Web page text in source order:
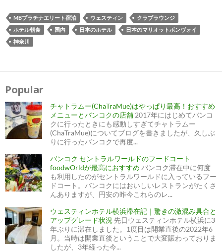
MBプラチナエリート宿泊 ウェスティン
クラブラウンジ
ホテル朝食
国内 日本のホテル
日本のマリオットボンヴォイ
神奈川
投
ビ
ゲ
ー
シ
ョ
ン
Popular
チャトラムー(ChaTraMue)はやっぱり最高！おすすめ
メニューとバンコクの店舗 2017年にはじめてバンコ
クに行ったときにも感動しすぎてチャトラムー
(ChaTraMue)についてブログを書きましたが、久しぶ
りに行ったバンコクで再度...
バンコク セントラルワールドのフードコート
foodwOrldが最高におすすめ バンコク滞在中に何度
も利用したのがセントラルワールドに入っているフー
ドコート。バンコクにはおいしいレストランがたくさ
んありますが、円安の昨今これらのレ...
ウェスティンホテル横浜滞在記｜驚きの激混み具合と
アップグレード状況 先日ウェスティンホテル横浜に3
年ぶりに滞在しました。1度目は開業直後の2022年6
月。当時は開業直後ということで大変賑わっておりま
したが、3年経った今...